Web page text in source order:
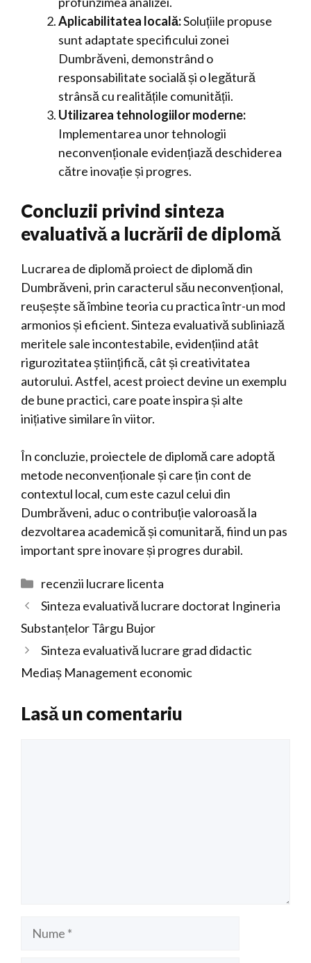
Aplicabilitatea locală:Soluțiile propuse
sunt adaptate specificului zonei
Dumbrăveni, demonstrând o
responsabilitate socială și o legătură
strânsă cu realitățile comunității.
Utilizarea tehnologiilor moderne:
Implementarea unor tehnologii
neconvenționale evidențiază deschiderea
către inovație și progres.
Concluzii privind sinteza
evaluativă a lucrării de diplomă
Lucrarea de diplomă proiect de diplomă din
Dumbrăveni, prin caracterul său neconvențional,
reușește să îmbine teoria cu practica într-un mod
armonios și eficient. Sinteza evaluativă subliniază
meritele sale incontestabile, evidențiind atât
rigurozitatea științifică, cât și creativitatea
autorului. Astfel, acest proiect devine un exemplu
de bune practici, care poate inspira și alte
inițiative similare în viitor.
În concluzie, proiectele de diplomă care adoptă
metode neconvenționale și care țin cont de
contextul local, cum este cazul celui din
Dumbrăveni, aduc o contribuție valoroasă la
dezvoltarea academică și comunitară, fiind un pas
important spre inovare și progres durabil.
Categorii
recenzii lucrare licenta
Sinteza evaluativă lucrare doctorat Ingineria
Substanțelor Târgu Bujor
Sinteza evaluativă lucrare grad didactic
Mediaș Management economic
Lasă un comentariu